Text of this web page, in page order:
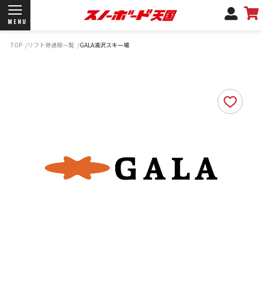
MENU
サポートデスク
弊社名義の郵便について
TOP リフト券通販一覧 GALA湯沢スキー場